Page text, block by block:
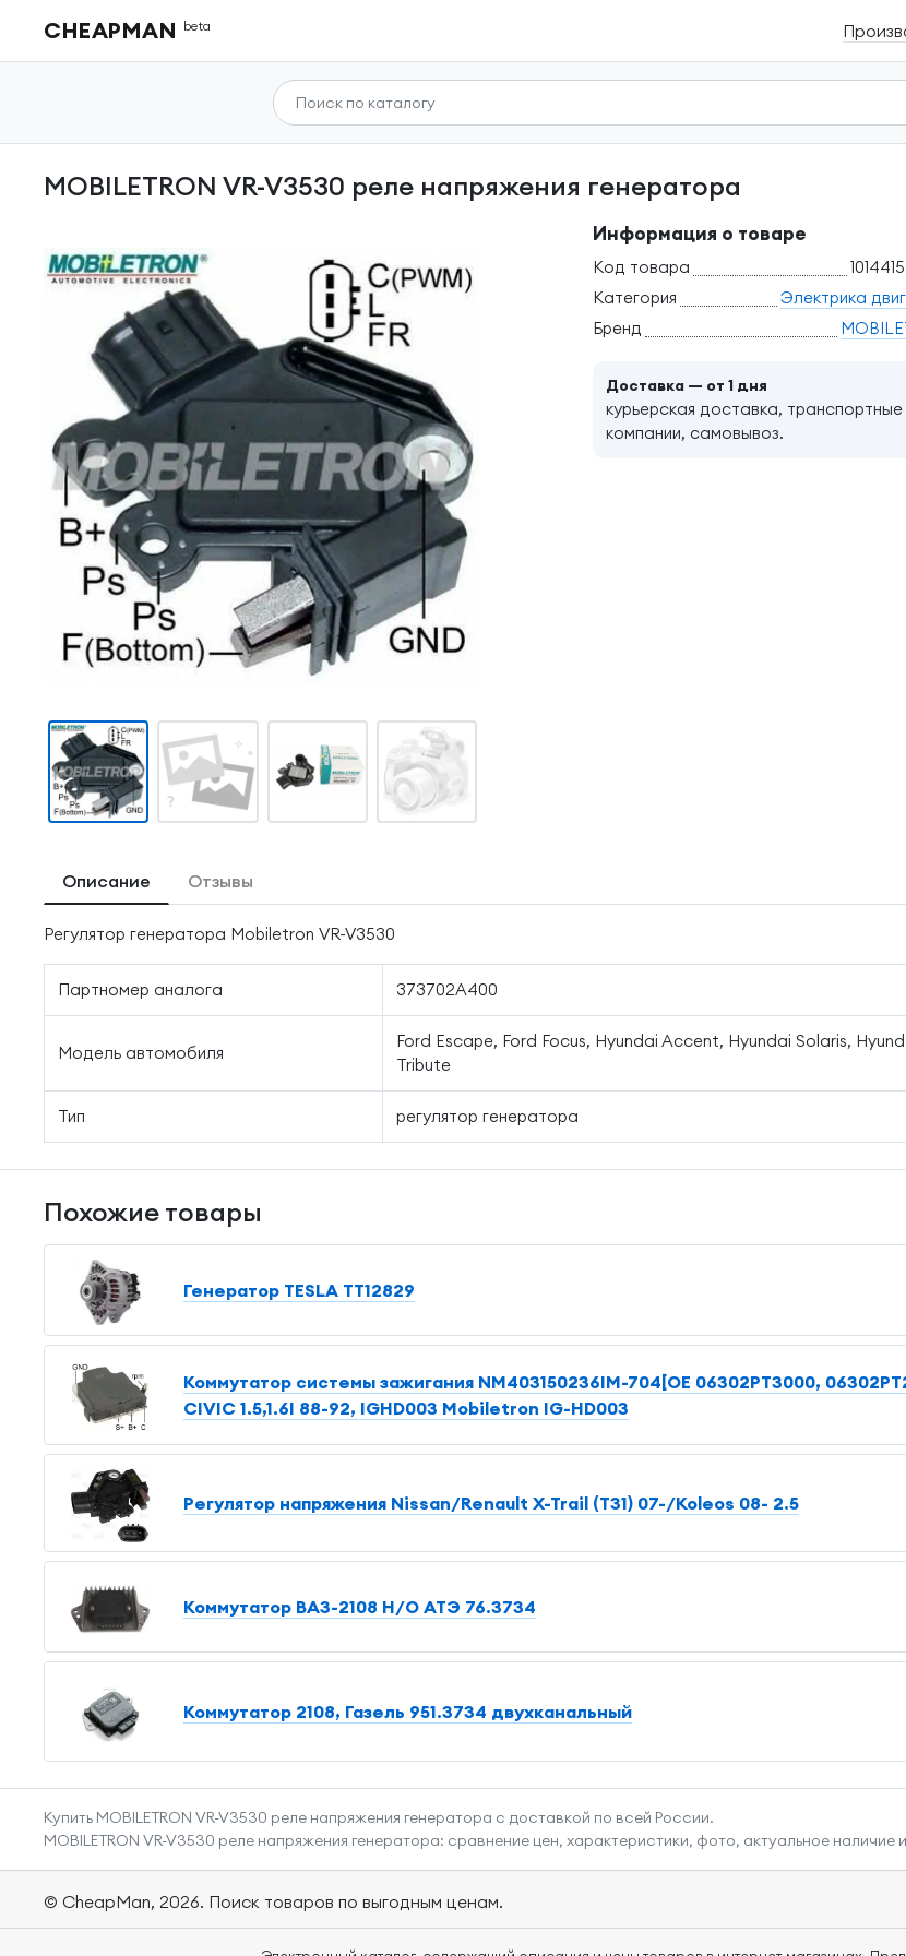
CHEAPMAN beta
MOBILETRON VR-V3530 реле напряжения генератора
Информация о товаре
Код товара
Категория
Электрика
Бренд
Доставка — от 1 дня
курьерская доставка, транспортные
компании, самовывоз.
Описание Отзывы
Регулятор генератора Mobiletron VR-V3530
Партномер аналога 373702A400
Модель автомобиля
Ford Escape, Ford Focus, Hyundai Accent, Hyundai Solaris,
Tribute
Тип регулятор генератора
Похожие товары
Генератор TESLA TT12829
Коммутатор системы зажигания NM403150236IM-704[OE 06302PT3000,
CIVIC 1.5,1.6I 88-92, IGHD003 Mobiletron IG-HD003
Регулятор напряжения Nissan/Renault X-Trail (T31) 07-/Koleos 08- 2.5
Коммутатор ВАЗ-2108 Н/О АТЭ 76.3734
Коммутатор 2108, Газель 951.3734 двухканальный
Купить MOBILETRON VR-V3530 реле напряжения генератора с доставкой по всей России.
MOBILETRON VR-V3530 реле напряжения генератора: сравнение цен, характеристики, фото, актуальное наличие
© CheapMan, 2026. Поиск товаров по выгодным ценам.